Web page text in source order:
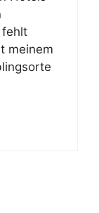
fehlt
meinem